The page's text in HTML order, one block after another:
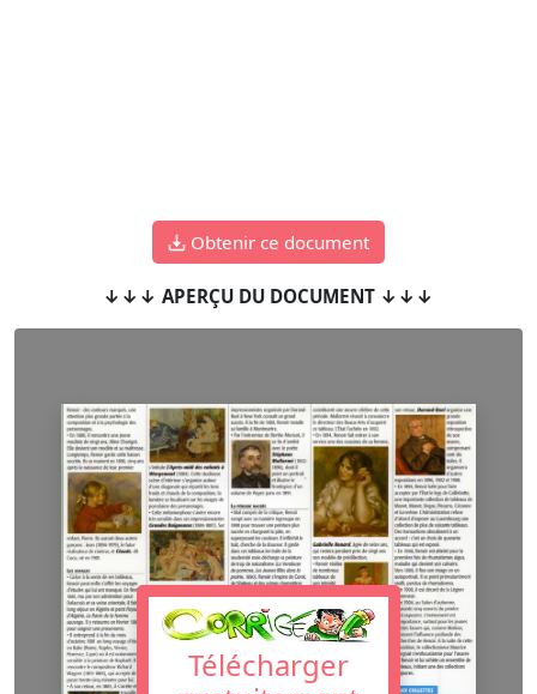
Obtenir ce document
↓↓↓ APERÇU DU DOCUMENT ↓↓↓
Télécharger